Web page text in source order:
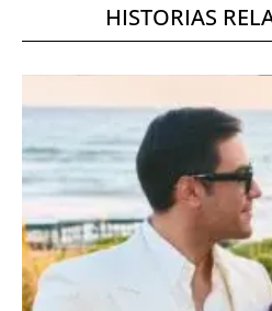
HISTORIAS